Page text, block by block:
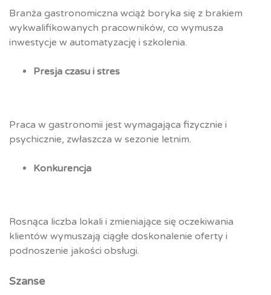
Branża gastronomiczna wciąż boryka się z brakiem
wykwalifikowanych pracowników, co wymusza
inwestycje w automatyzację i szkolenia.
Presja czasu i stres
Praca w gastronomii jest wymagająca fizycznie i
psychicznie, zwłaszcza w sezonie letnim.
Konkurencja
Rosnąca liczba lokali i zmieniające się oczekiwania
klientów wymuszają ciągłe doskonalenie oferty i
podnoszenie jakości obsługi.
Szanse